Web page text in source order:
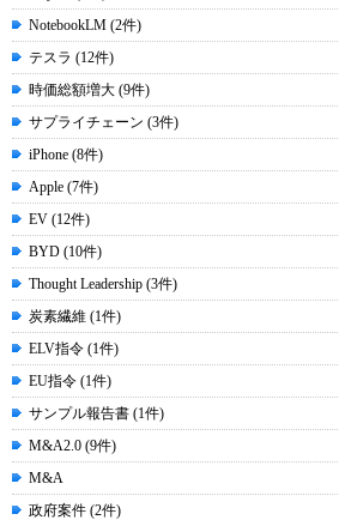
NotebookLM (2件)
テスラ (12件)
時価総額増大 (9件)
サプライチェーン (3件)
iPhone (8件)
Apple (7件)
EV (12件)
BYD (10件)
Thought Leadership (3件)
炭素繊維 (1件)
ELV指令 (1件)
EU指令 (1件)
サンプル報告書 (1件)
M&A2.0 (9件)
M&A
政府案件 (2件)